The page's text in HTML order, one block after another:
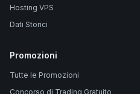
Hosting VPS
Dati Storici
Promozioni
Tutte le Promozioni
Concorso di Trading Gratuito